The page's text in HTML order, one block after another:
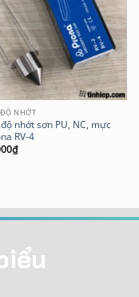
NHỚT
nhớt sơn PU, NC, mực
RV-4
₫